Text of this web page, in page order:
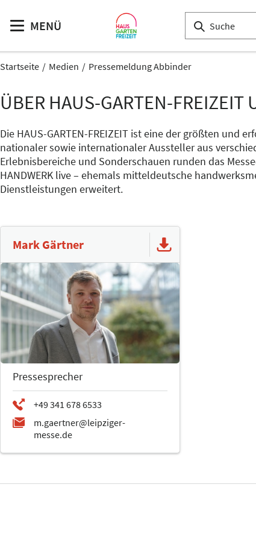
MENÜ
Startseite Medien Pressemeldung Abbinder
ÜBER HAUS-GARTEN-FREIZEIT
Die HAUS-GARTEN-FREIZEIT ist eine der größten und
nationaler sowie internationaler Aussteller aus
Erlebnisbereiche und Sonderschauen runden das
HANDWERK live – ehemals mitteldeutsche
Dienstleistungen erweitert.
Mark Gärtner
Pressesprecher